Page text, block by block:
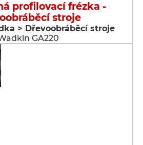
profilovací frézka -
stroje
> Dřevoobráběcí stroje
GA220